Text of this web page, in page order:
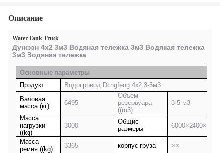
Описание
Water Tank Truck
Дунфэн 4х2 3м3 Водяная тележка 3м3 Водяная тележка
3м3 Водяная тележка
Основные параметры
Продукт
Водопровод Dongfeng 4x2 3-5м3
Валовая
масса (кг)
6495
Объем
резервуара
((m3)
3-5 м3
Масса
нагрузки
((kg)
3000
Общие
размеры
6000×2400×3000
Масса
ремня ((kg)
3365 корпус груза
××